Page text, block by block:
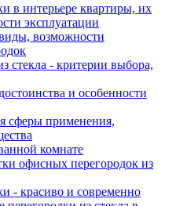
в интерьере квартиры, их
эксплуатации
возможности
стекла - критерии выбора,
и особенности
сферы применения,
комнате
офисных перегородок из
- красиво и современно